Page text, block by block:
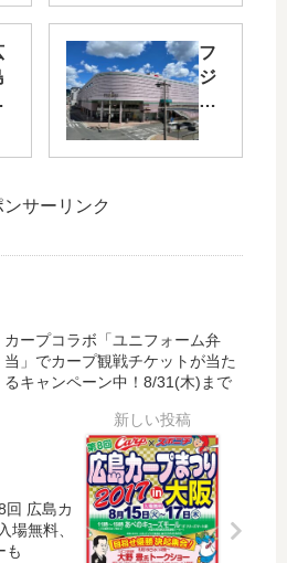
RO
SH
IM
A
」
が
ル
！
本
的
な
建
設
工
事
フ
ジ
に
売
井
店
は
22
年
6
月
30
ンサーリンク
カープコラボ「ユニフォーム弁
当」でカープ観戦チケットが当た
るキャンペーン中！8/31(木)まで
回 広島カ
場無料、
も